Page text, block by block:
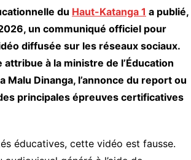
du Haut-Katanga 1 a publié,
un communiqué officiel pour
diffusée sur les réseaux sociaux.
à la ministre de l’Éducation
Malu Dinanga, l’annonce du report ou
principales épreuves certificatives
éducatives, cette vidéo est fausse.